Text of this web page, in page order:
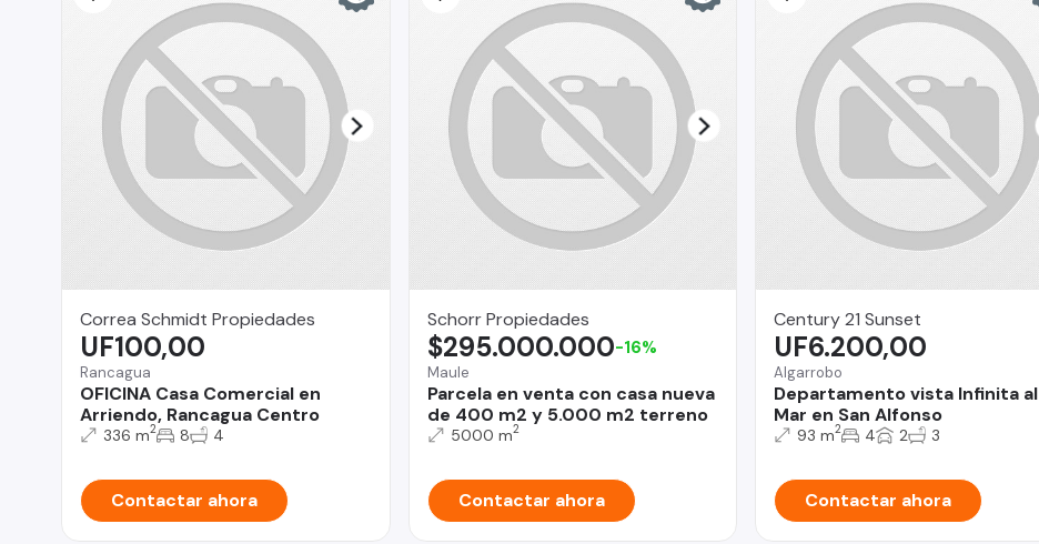
Correa Schmidt Propiedades
Rancagua
OFICINA Casa Comercial en
Arriendo, Rancagua Centro
UF100,00
336 m2 8 4
Contactar ahora
Schorr Propiedades
Maule
Parcela en venta con casa nueva
de 400 m2 y 5.000 m2 terreno
$295.000.000-16%
5000 m2
Contactar ahora
Century 21 Sunset
Algarrobo
Departamento vista Infinita al
Mar en San Alfonso
UF6.200,00
93 m2 4 2 3
Contactar ahora